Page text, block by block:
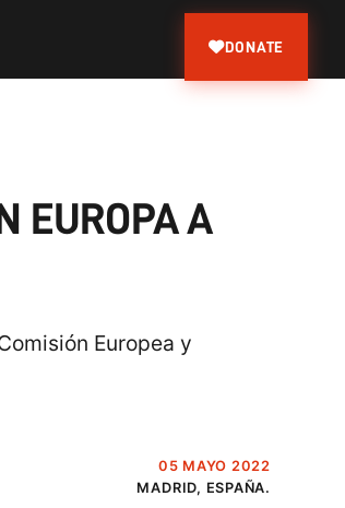
DONATE
EUROPA A
Europea y
05 MAYO 2022
MADRID, ESPAÑA.